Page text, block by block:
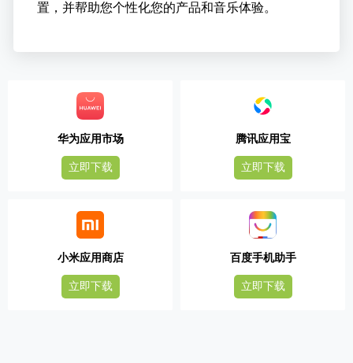
置，并帮助您个性化您的产品和音乐体验。
华为应用市场
立即下载
腾讯应用宝
立即下载
小米应用商店
立即下载
百度手机助手
立即下载